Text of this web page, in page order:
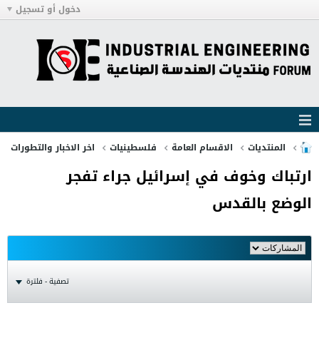
دخول أو تسجيل
المنتديات الاقسام العامة فلسطينيات اخر الاخبار والتطورات
ارتباك وخوف في إسرائيل جراء تفجر
الوضع بالقدس
تصفية - فلترة